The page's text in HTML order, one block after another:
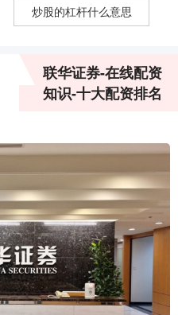
炒股的杠杆什么意思
联华证券-在线配资
知识-十大配资排名